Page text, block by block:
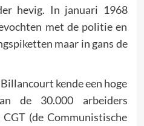
hevig. In januari 1968
met de politie en
maar in gans de
kende een hoge
de 30.000 arbeiders
(de Communistische